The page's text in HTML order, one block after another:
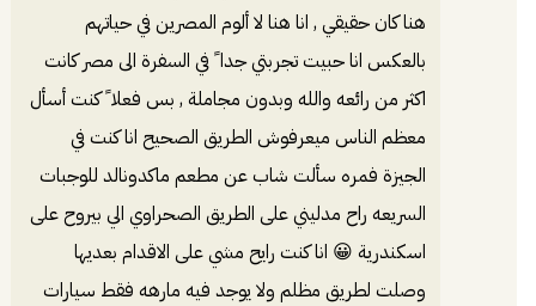
هنا كان حقيقي , انا هنا لا ألوم المصرين في حياتهم
بالعكس انا حبيت تجربتي جدا ً في السفرة الى مصر كانت
اكثر من رائعه والله وبدون مجاملة , بس فعلا ً كنت أسأل
معظم الناس ميعرفوش الطريق الصحيح انا كنت في
الجيزة فمره سألت شاب عن مطعم ماكدونالد للوجبات
السريعه راح مدليني على الطريق الصحراوي الي بيروح على
اسكندرية 😀 انا كنت رايح مشي على الاقدام بعديها
وصلت لطريق مظلم ولا يوجد فيه مارهه فقط سيارات